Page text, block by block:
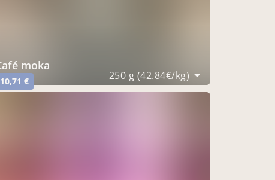
café moka
10,71 € 250 g (42.84€/kg)